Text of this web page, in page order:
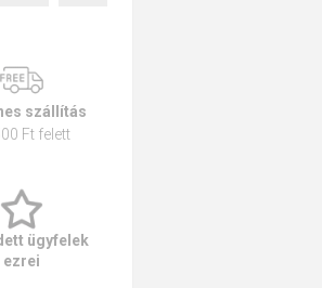
szállítás
Ft felett
ügyfelek
ezrei